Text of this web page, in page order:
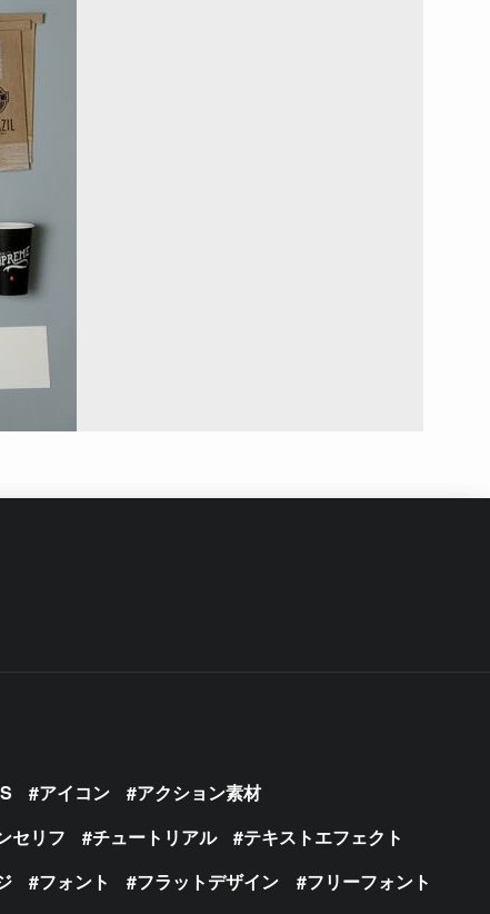
アイコン
アクション素材
セリフ チュートリアル
テキストエフェクト
フォント フラットデザイン
フリーフォント